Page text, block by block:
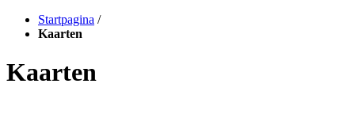
Startpagina /
Kaarten
Kaarten